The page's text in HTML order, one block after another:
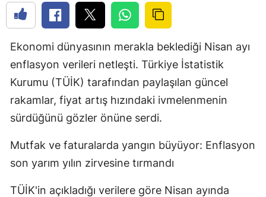
Ekonomi dünyasının merakla beklediği Nisan ayı
enflasyon verileri netleşti. Türkiye İstatistik
Kurumu (TÜİK) tarafından paylaşılan güncel
rakamlar, fiyat artış hızındaki ivmelenmenin
sürdüğünü gözler önüne serdi.
Mutfak ve faturalarda yangın büyüyor: Enflasyon
son yarım yılın zirvesine tırmandı
TÜİK'in açıkladığı verilere göre Nisan ayında